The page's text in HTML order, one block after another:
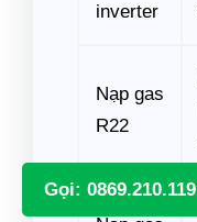
Gọi: 0869.210.119
inverter
Nạp gas
R22